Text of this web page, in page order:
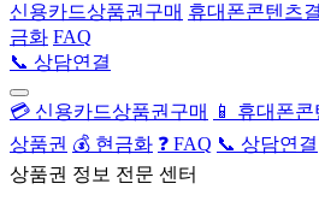
신용카드상품권구매 휴대폰콘텐츠
금화 FAQ
📞 상담연결
💳 신용카드상품권구매 📱 휴대폰콘
상품권 💰 현금화 ❓ FAQ 📞 상담연결
상품권 정보 전문 센터